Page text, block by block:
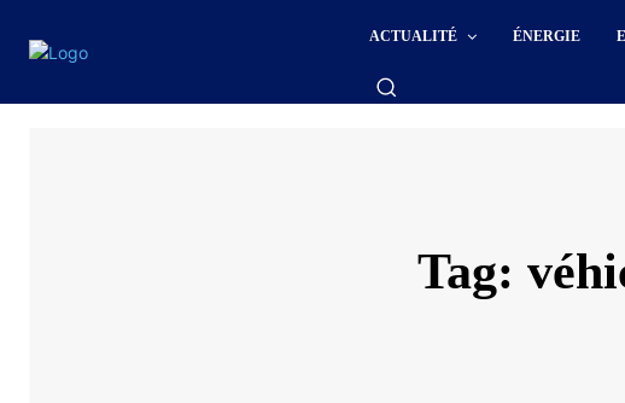
ACTUALITÉ ÉNERGIE
Tag: